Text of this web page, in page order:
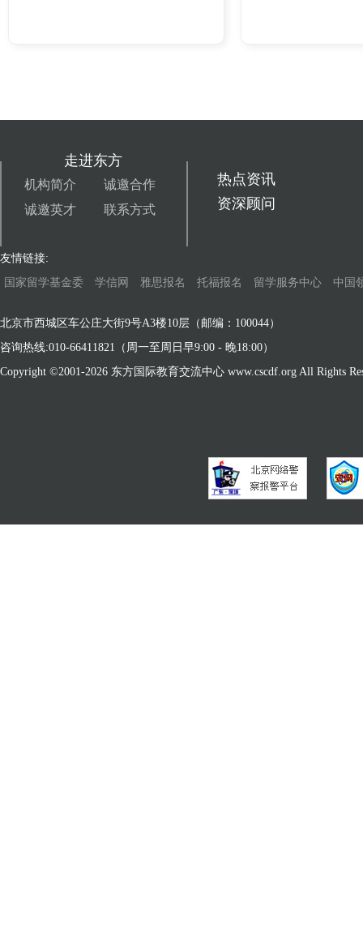
走进东方
机构简介
诚邀合作
诚邀英才
联系方式
热点资讯
资深顾问
友情链接:
国家留学基金委
学信网 雅思报名 托福报名 留学服务中心 中国
北京市西城区车公庄大街9号A3楼10层（邮编：100044）
咨询热线:010-66411821（周一至周日早9:00 - 晚18:00）
Copyright ©2001-2026 东方国际教育交流中心 www.cscdf.org All Rights